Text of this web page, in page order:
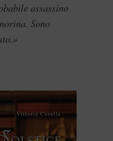
assassino
Sono